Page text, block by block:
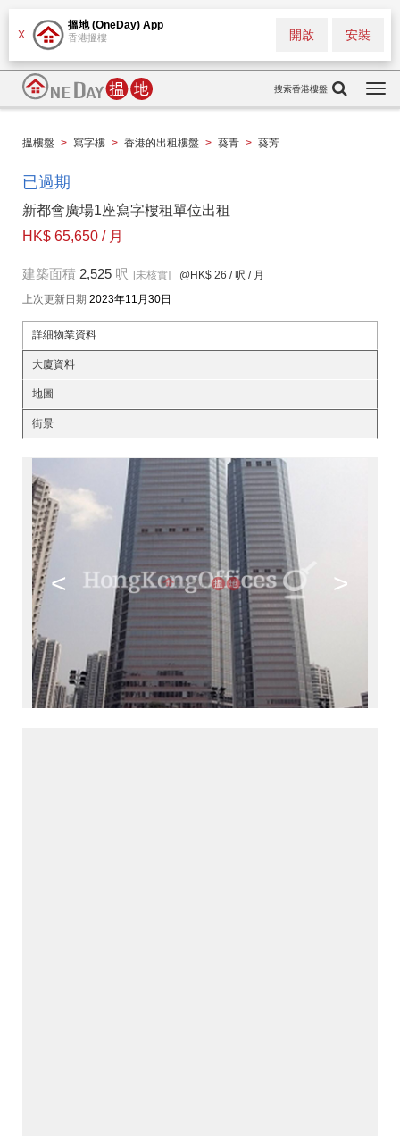
X
搵地 (OneDay) App
香港搵樓 安裝
開啟
搜索香港樓盤
搵樓盤 > 寫字樓 > 香港的出租樓盤 > 葵青 > 葵芳
已過期
新都會廣場1座寫字樓租單位出租
HK$ 65,650 / 月
建築面積 2,525 呎 [未核實] @HK$ 26 / 呎 / 月
上次更新日期 2023年11月30日
詳細物業資料
大廈資料
地圖
街景
< >